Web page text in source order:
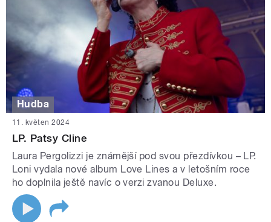
Hudba
11. květen 2024
LP. Patsy Cline
Laura Pergolizzi je známější pod svou přezdívkou – LP.
Loni vydala nové album Love Lines a v letošním roce
ho doplnila ještě navíc o verzi zvanou Deluxe.